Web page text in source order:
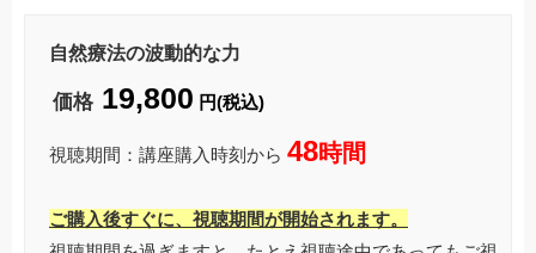
第２条（会費）
１．本サービスの会費は、別途当社が定めるとおりとしま
す。
２．会員は、当社が指定する方法によって、会費を当社に支
しないものとします。
自然療法の波動的な力
価格 19,800 円(税込)
視聴期間：講座購入時刻から 48時間
ご購入後すぐに、視聴期間が開始されます。